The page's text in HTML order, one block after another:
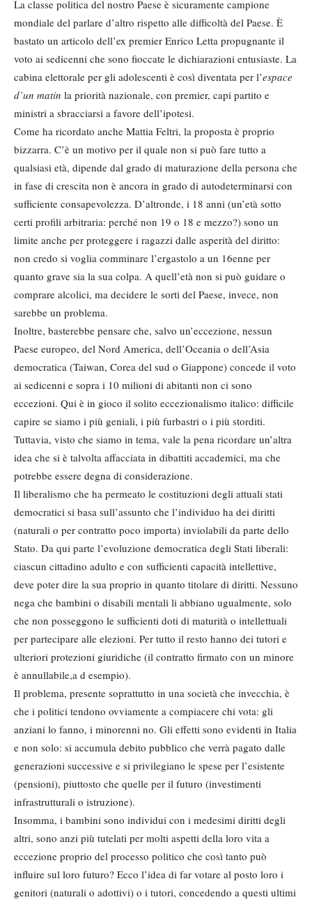
La classe politica del nostro Paese è sicuramente campione
mondiale del parlare d’altro rispetto alle difficoltà del Paese. È
bastato un articolo dell’ex premier Enrico Letta propugnante il
voto ai sedicenni che sono fioccate le dichiarazioni entusiaste. La
cabina elettorale per gli adolescenti è così diventata per l’espace
d’un matin la priorità nazionale, con premier, capi partito e
ministri a sbracciarsi a favore dell’ipotesi.
Come ha ricordato anche Mattia Feltri, la proposta è proprio
bizzarra. C’è un motivo per il quale non si può fare tutto a
qualsiasi età, dipende dal grado di maturazione della persona che
in fase di crescita non è ancora in grado di autodeterminarsi con
sufficiente consapevolezza. D’altronde, i 18 anni (un’età sotto
certi profili arbitraria: perché non 19 o 18 e mezzo?) sono un
limite anche per proteggere i ragazzi dalle asperità del diritto:
non credo si voglia comminare l’ergastolo a un 16enne per
quanto grave sia la sua colpa. A quell’età non si può guidare o
comprare alcolici, ma decidere le sorti del Paese, invece, non
sarebbe un problema.
Inoltre, basterebbe pensare che, salvo un’eccezione, nessun
Paese europeo, del Nord America, dell’Oceania o dell’Asia
democratica (Taiwan, Corea del sud o Giappone) concede il voto
ai sedicenni e sopra i 10 milioni di abitanti non ci sono
eccezioni. Qui è in gioco il solito eccezionalismo italico: difficile
capire se siamo i più geniali, i più furbastri o i più storditi.
Tuttavia, visto che siamo in tema, vale la pena ricordare un’altra
idea che si è talvolta affacciata in dibattiti accademici, ma che
potrebbe essere degna di considerazione.
Il liberalismo che ha permeato le costituzioni degli attuali stati
democratici si basa sull’assunto che l’individuo ha dei diritti
(naturali o per contratto poco importa) inviolabili da parte dello
Stato. Da qui parte l’evoluzione democratica degli Stati liberali:
ciascun cittadino adulto e con sufficienti capacità intellettive,
deve poter dire la sua proprio in quanto titolare di diritti. Nessuno
nega che bambini o disabili mentali li abbiano ugualmente, solo
che non posseggono le sufficienti doti di maturità o intellettuali
per partecipare alle elezioni. Per tutto il resto hanno dei tutori e
ulteriori protezioni giuridiche (il contratto firmato con un minore
è annullabile,a d esempio).
Il problema, presente soprattutto in una società che invecchia, è
che i politici tendono ovviamente a compiacere chi vota: gli
anziani lo fanno, i minorenni no. Gli effetti sono evidenti in Italia
e non solo: si accumula debito pubblico che verrà pagato dalle
generazioni successive e si privilegiano le spese per l’esistente
(pensioni), piuttosto che quelle per il futuro (investimenti
infrastrutturali o istruzione).
Insomma, i bambini sono individui con i medesimi diritti degli
altri, sono anzi più tutelati per molti aspetti della loro vita a
eccezione proprio del processo politico che così tanto può
influire sul loro futuro? Ecco l’idea di far votare al posto loro i
genitori (naturali o adottivi) o i tutori, concedendo a questi ultimi